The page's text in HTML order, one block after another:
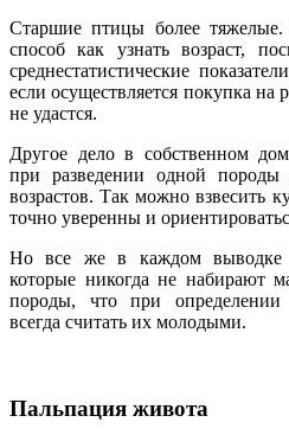
Старшие птицы более
способ как узнать возраст,
среднестатистические
если осуществляется покупка на
не удастся.
Другое дело в собственном
при разведении одной
возрастов. Так можно взвесить
точно уверенны и
Но все же в каждом выводке
которые никогда не набирают
породы, что при определении
всегда считать их молодыми.
Пальпация живота